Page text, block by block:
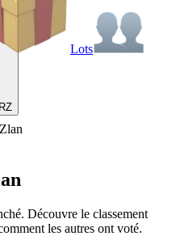
Lots
Découvre le classement
les autres ont voté.